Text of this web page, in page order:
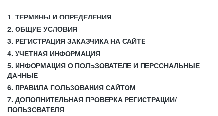
1. ТЕРМИНЫ И ОПРЕДЕЛЕНИЯ
2. ОБЩИЕ УСЛОВИЯ
3. РЕГИСТРАЦИЯ ЗАКАЗЧИКА НА САЙТЕ
4. УЧЕТНАЯ ИНФОРМАЦИЯ
5. ИНФОРМАЦИЯ О ПОЛЬЗОВАТЕЛЕ И ПЕРСОНАЛЬНЫЕ
ДАННЫЕ
6. ПРАВИЛА ПОЛЬЗОВАНИЯ САЙТОМ
7. ДОПОЛНИТЕЛЬНАЯ ПРОВЕРКА РЕГИСТРАЦИИ/
ПОЛЬЗОВАТЕЛЯ